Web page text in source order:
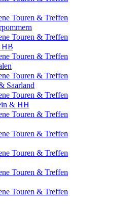
Touren & Treffen
Touren & Treffen
HB
Touren & Treffen
Touren & Treffen
Saarland
Touren & Treffen
& HH
Touren & Treffen
Touren & Treffen
Touren & Treffen
Touren & Treffen
Touren & Treffen